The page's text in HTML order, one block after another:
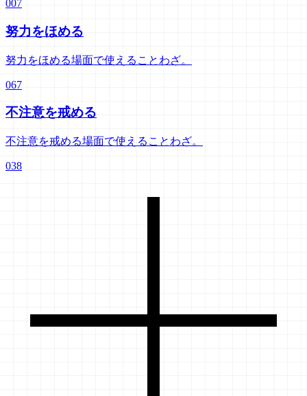
007
努力をほめる
努力をほめる場面で使えることわざ。
067
不注意を戒める
不注意を戒める場面で使えることわざ。
038